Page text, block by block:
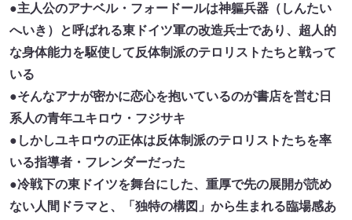
●主人公のアナベル・フォードールは神軀兵器（しんたい
へいき）と呼ばれる東ドイツ軍の改造兵士であり、超人的
な身体能力を駆使して反体制派のテロリストたちと戦って
いる
●そんなアナが密かに恋心を抱いているのが書店を営む日
系人の青年ユキロウ・フジサキ
●しかしユキロウの正体は反体制派のテロリストたちを率
いる指導者・フレンダーだった
●冷戦下の東ドイツを舞台にした、重厚で先の展開が読め
ない人間ドラマと、「独特の構図」から生まれる臨場感あ